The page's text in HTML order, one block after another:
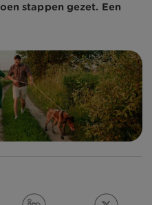
stappen gezet. Een